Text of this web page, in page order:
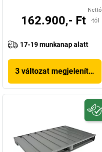
Nettó
162.900,- Ft -tól
17-19 munkanap alatt
3 változat megjelenítése